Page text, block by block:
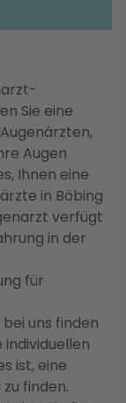
Sie eine
Augen
Ihnen eine
in Böbing
verfügt
in der
für
uns finden
individuellen
ist, eine
finden.